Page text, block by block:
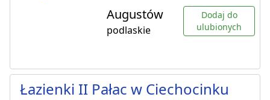
Augustów
podlaskie
Dodaj do
ulubionych
Łazienki II Pałac w Ciechocinku